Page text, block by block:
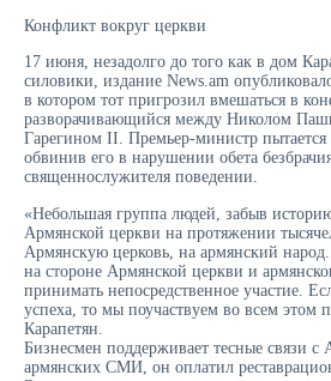
Конфликт вокруг церкви
17 июня, незадолго до того как в дом
силовики, издание News.am
в котором тот пригрозил вмешаться в
разворачивающийся между Николом
Гарегином II. Премьер-министр пытается
обвинив его в нарушении обета
священнослужителя поведении.
«Небольшая группа людей, забыв
Армянской церкви на протяжении
Армянскую церковь, на армянский
на стороне Армянской церкви и
принимать непосредственное участие.
успеха, то мы поучаствуем во всем этом
Карапетян.
Бизнесмен поддерживает тесные связи
армянских СМИ, он оплатил